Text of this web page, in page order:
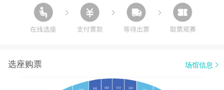
选座购票 场馆信息